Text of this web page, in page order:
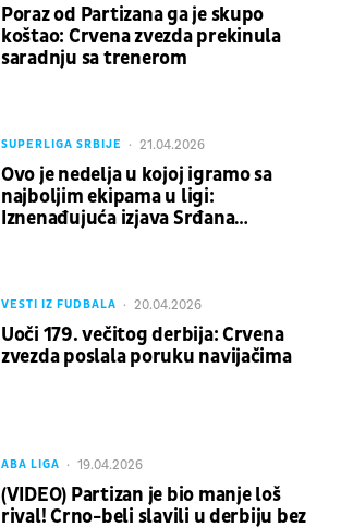
Poraz od Partizana ga je skupo
koštao: Crvena zvezda prekinula
saradnju sa trenerom
SUPERLIGA SRBIJE 21.04.2026
Ovo je nedelja u kojoj igramo sa
najboljim ekipama u ligi:
Iznenađujuća izjava Srđana
VESTI IZ FUDBALA 20.04.2026
Uoči 179. večitog derbija: Crvena
zvezda poslala poruku navijačima
ABA LIGA 19.04.2026
(VIDEO) Partizan je bio manje loš
rival! Crno-beli slavili u derbiju bez